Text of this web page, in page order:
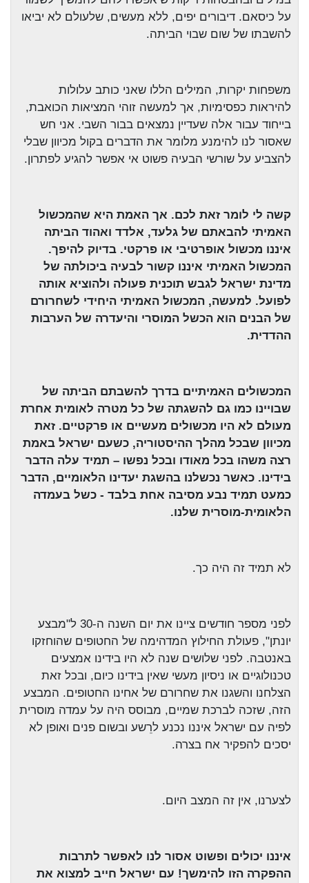
על כיסאם. דיבורים יפים, ללא מעשים, שלעולם לא יביאו
להשבתו של שום שבוי הביתה.
משפחות יקרות, המילים הללו שאני כותב עלולות
להיראות כפסימיות, אך למעשה זוהי המציאות הכואבת,
בייחוד עבור אלה שעדיין נמצאים בבור השבי. אני חש
שאסור לנו להימנע מלומר את הדברים בקול מכיוון שבלי
להצביע על שורשי הבעיה פשוט אי אפשר להגיע לפתרון.
קשה לי לומר זאת לכם. אך האמת היא שהמכשול
האמיתי להבאתם של גלעד, אלדד ואהוד הביתה
איננו מכשול אופרטיבי או פרקטי. בדיוק להיפך.
המכשול האמיתי איננו קשור לבעיה ביכולתה של
מדינת ישראל לגבש תוכנית פעולה ולהוציא אותה
לפועל. למעשה, המכשול האמיתי היחידי לשחרורם
של הבנים הוא הכשל המוסרי והיעדרה של הערבות
ההדדית.
המכשולים האמיתיים בדרך להשבתם הביתה של
שבויינו כמו גם להשגתה של כל מטרה לאומית אחרת
מעולם לא היו מכשולים מעשיים או פרקטיים. זאת
מכיוון שבכל מהלך ההיסטוריה, כשעם ישראל באמת
רצה משהו בכל מאודו ובכל נפשו – תמיד עלה הדבר
בידינו. כאשר נכשלנו בהשגת יעדינו הלאומיים, הדבר
כמעט תמיד נבע מסיבה אחת בלבד - כשל בעמדה
הלאומית-מוסרית שלנו.
לא תמיד זה היה כך.
לפני מספר חודשים ציינו את יום השנה ה-30 ל"מבצע
יונתן", פעולת החילוץ המדהימה של החטופים שהוחזקו
באנטבה. לפני שלושים שנה לא היו בידינו אמצעים
טכנולוגיים או ניסיון מעשי שאין בידינו כיום, ובכל זאת
הצלחנו והשגנו את שחרורם של אחינו החטופים. המבצע
הזה, שזכה לברכת שמיים, מבוסס היה על עמדה מוסרית
לפיה עם ישראל איננו נכנע לרֵשע ובשום פנים ואופן לא
יסכים להפקיר אח בצרה.
לצערנו, אין זה המצב היום.
איננו יכולים ופשוט אסור לנו לאפשר לתרבות
ההפקרה הזו להימשך! עם ישראל חייב למצוא את